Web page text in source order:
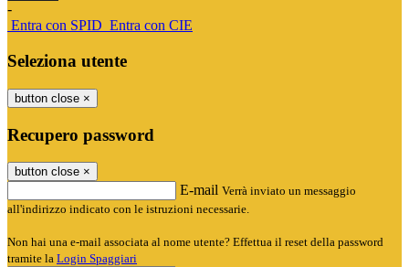
-
Entra con SPID Entra con CIE
Seleziona utente
button close ×
Recupero password
button close ×
E-mail Verrà inviato un messaggio
all'indirizzo indicato con le istruzioni necessarie.
Non hai una e-mail associata al nome utente? Effettua il reset della password
tramite la Login Spaggiari